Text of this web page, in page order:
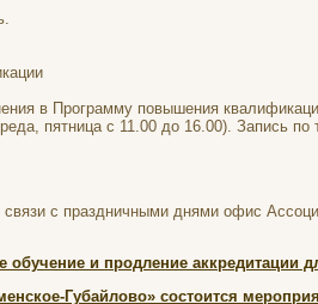
в Программу повышения
пятница с 11.00 до 16.00). Запись по
с праздничными днями офис
обучение и продление аккредитации
Губайлово» состоится